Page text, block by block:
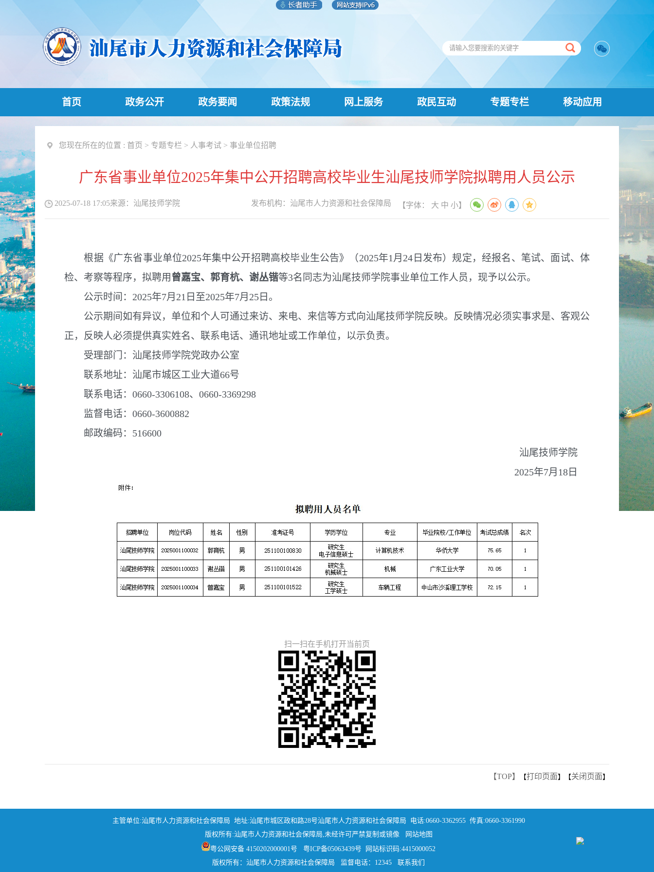
首页 政务公开 政务要闻 政策法规 网上服务 政民互动 专题专栏 移动应用
您现在所在的位置 : 首页 > 专题专栏 > 人事考试 > 事业单位招聘
广东省事业单位2025年集中公开招聘高校毕业生汕尾技师学院拟聘用人员公示
2025-07-18 17:05来源： 汕尾技师学院 发布机构： 汕尾市人力资源和社会保障局 【字体： 大 中 小】
根据《广东省事业单位2025年集中公开招聘高校毕业生公告》（2025年1月24日发布）规定，经报名、笔试、面试、体
检、考察等程序，拟聘用 曾嘉宝、 郭育杭、 谢丛锴等3名同志为汕尾技师学院事业单位工作人员，现予以公示。
公示时间：2025年7月21日至2025年7月25日。
公示期间如有异议，单位和个人可通过来访、来电、来信等方式向汕尾技师学院反映。反映情况必须实事求是、客观公
正，反映人必须提供真实姓名、联系电话、通讯地址或工作单位，以示负责。
受理部门：汕尾技师学院党政办公室
联系地址：汕尾市城区工业大道66号
联系电话：0660-3306108、0660-3369298
监督电话：0660-3600882
邮政编码：516600
汕尾技师学院
2025年7月18日
扫一扫在手机打开当前页
【TOP】 【打印页面】【关闭页面】
主管单位:汕尾市人力资源和社会保障局 地址:汕尾市城区政和路28号汕尾市人力资源和社会保障局 电话:0660-3362955 传真:0660-3361990
版权所有:汕尾市人力资源和社会保障局,未经许可严禁复制或镜像
网站地图
粤公网安备 4150202000001号
粤ICP备05063439号 网站标识码:4415000052
版权所有：汕尾市人力资源和社会保障局 监督电话：12345 联系我们